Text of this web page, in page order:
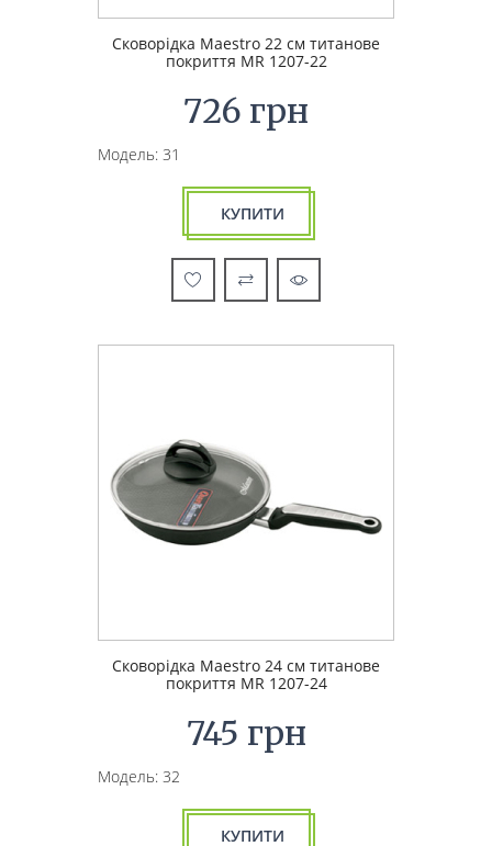
Сковорідка Maestro 22 см титанове
покриття MR 1207-22
726 грн
Модель: 31
КУПИТИ
Сковорідка Maestro 24 см титанове
покриття MR 1207-24
745 грн
Модель: 32
КУПИТИ